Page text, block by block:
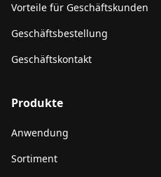
Vorteile für Geschäftskunden
Geschäftsbestellung
Geschäftskontakt
Produkte
Anwendung
Sortiment